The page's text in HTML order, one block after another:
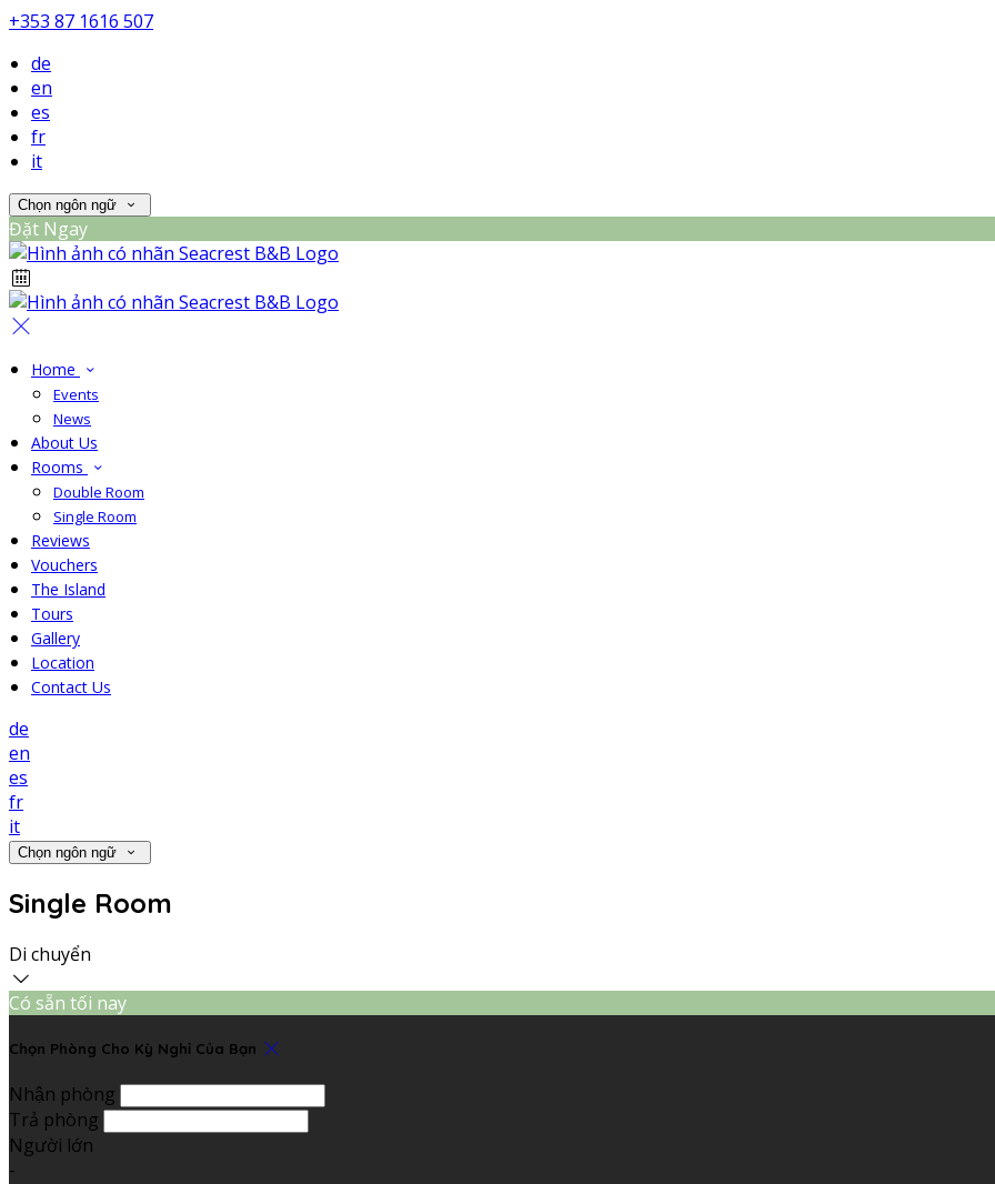
+353 87 1616 507
de
en
es
fr
it
Chọn ngôn ngữ
Đặt Ngay
Home
Events
News
About Us
Rooms
Double Room
Single Room
Reviews
Vouchers
The Island
Tours
Gallery
Location
Contact Us
de
en
es
fr
it
Chọn ngôn ngữ
Single Room
Di chuyển
Có sẵn tối nay
Chọn Phòng Cho Kỳ Nghỉ Của Bạn
Nhận phòng
Trả phòng
Người lớn
-